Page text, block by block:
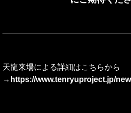
天龍来場による詳細はこちらから
→ https://www.tenryuproject.jp/